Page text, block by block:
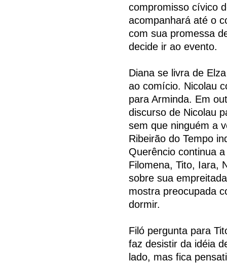
compromisso cívico
acompanhará até o
com sua promessa
decide ir ao evento.
Diana se livra de
ao comício. Nicolau
para Arminda. Em
discurso de Nicolau
sem que ninguém a
Ribeirão do Tempo
Querêncio continua
Filomena, Tito, Iara,
sobre sua
mostra preocupada
dormir.
Filó pergunta para
faz desistir da idéia
lado, mas fica